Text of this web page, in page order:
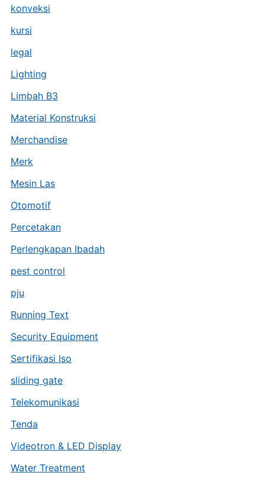
konveksi
kursi
legal
Lighting
Limbah B3
Material Konstruksi
Merchandise
Merk
Mesin Las
Otomotif
Percetakan
Perlengkapan Ibadah
pest control
pju
Running Text
Security Equipment
Sertifikasi Iso
sliding gate
Telekomunikasi
Tenda
Videotron & LED Display
Water Treatment